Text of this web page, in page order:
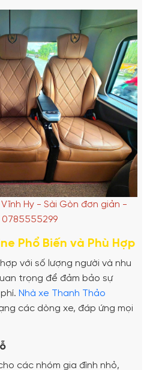
Hy - Sài Gòn đơn giản -
0785555299
Phổ Biến và Phù Hợp
với số lượng người và nhu
trọng để đảm bảo sự
Nhà xe Thanh Thảo
các dòng xe, đáp ứng mọi
các nhóm gia đình nhỏ,